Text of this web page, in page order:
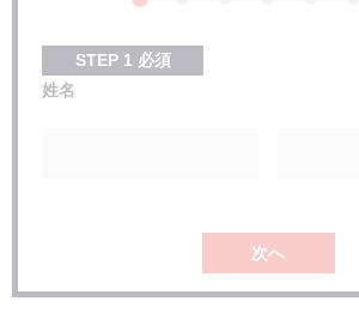
STEP 1 必須
姓名
次へ